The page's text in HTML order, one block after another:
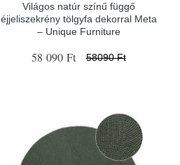
Világos natúr színű függő
éjjeliszekrény tölgyfa dekorral Meta
– Unique Furniture
58 090 Ft 58090 Ft